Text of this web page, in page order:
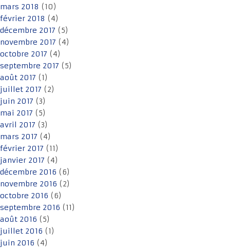
mars 2018 (10)
février 2018 (4)
décembre 2017 (5)
novembre 2017 (4)
octobre 2017 (4)
septembre 2017 (5)
août 2017 (1)
juillet 2017 (2)
juin 2017 (3)
mai 2017 (5)
avril 2017 (3)
mars 2017 (4)
février 2017 (11)
janvier 2017 (4)
décembre 2016 (6)
novembre 2016 (2)
octobre 2016 (6)
septembre 2016 (11)
août 2016 (5)
juillet 2016 (1)
juin 2016 (4)